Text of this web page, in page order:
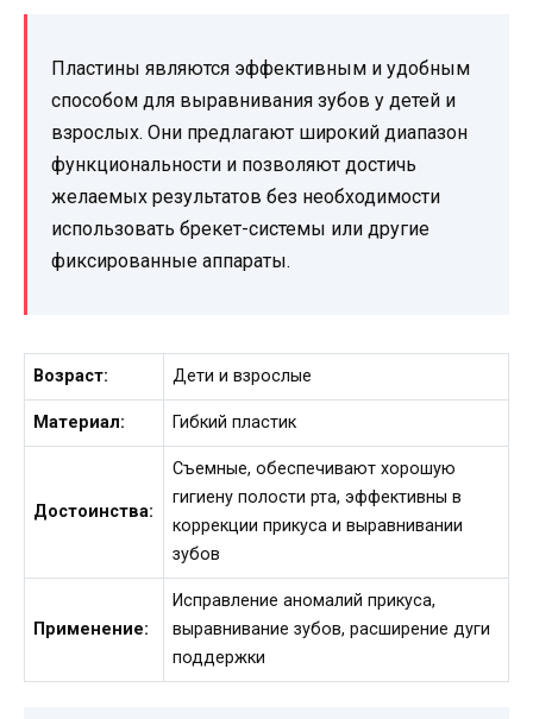
Пластины являются эффективным и удобным
способом для выравнивания зубов у детей и
взрослых. Они предлагают широкий диапазон
функциональности и позволяют достичь
желаемых результатов без необходимости
использовать брекет-системы или другие
фиксированные аппараты.
Возраст: Дети и взрослые
Материал: Гибкий пластик
Достоинства:
Съемные, обеспечивают хорошую
гигиену полости рта, эффективны в
коррекции прикуса и выравнивании
зубов
Применение:
Исправление аномалий прикуса,
выравнивание зубов, расширение дуги
поддержки